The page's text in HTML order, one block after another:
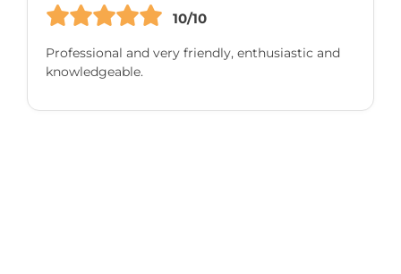
10/10
Professional and very friendly, enthusiastic and
knowledgeable.